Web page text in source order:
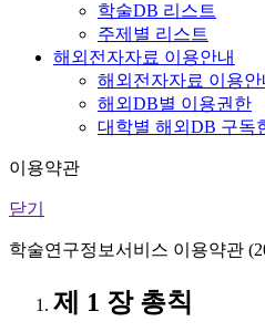
학술DB 리스트
주제별 리스트
해외전자자료 이용안내
해외전자자료 이용안
해외DB별 이용권한
대학별 해외DB 구독
이용약관
닫기
학술연구정보서비스 이용약관
제 1 장 총칙